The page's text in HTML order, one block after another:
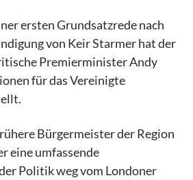
ersten Grundsatzrede nach
von Keir Starmer hat der
Premierminister Andy
für das Vereinigte
Bürgermeister der Region
eine umfassende
Politik weg vom Londoner